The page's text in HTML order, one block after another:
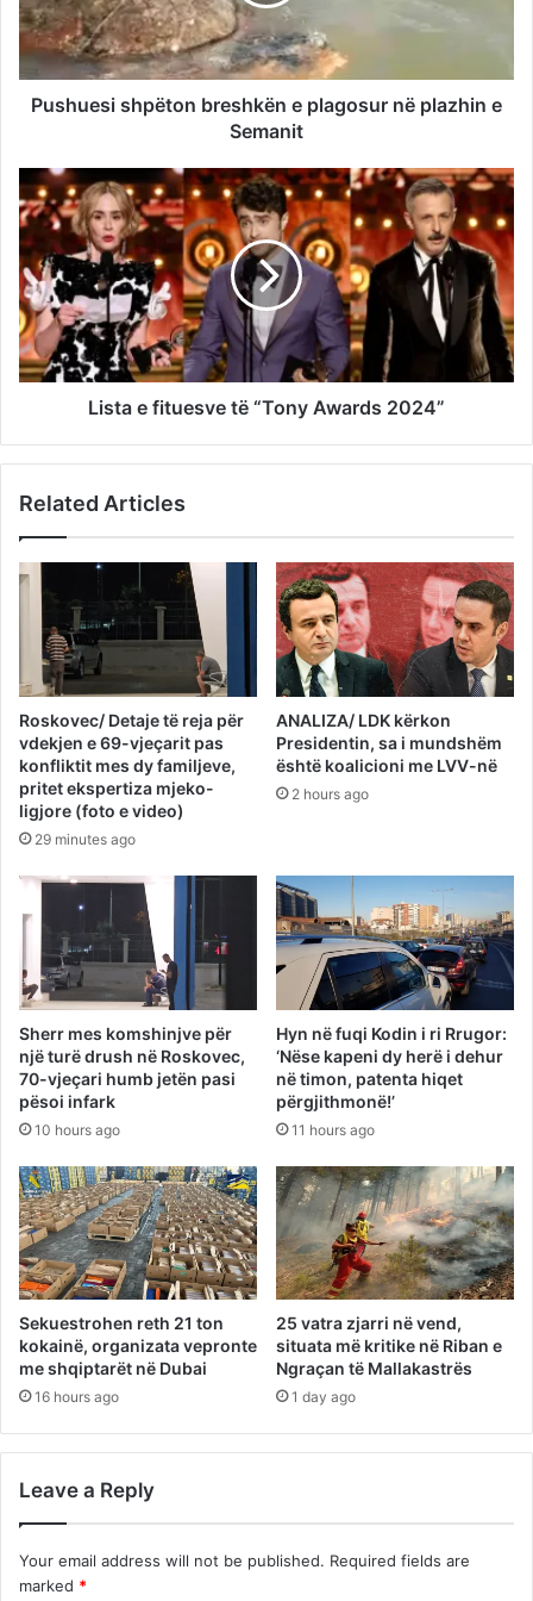
Pushuesi shpëton breshkën e plagosur në plazhin e
Semanit
Lista e fituesve të “Tony Awards 2024”
Related Articles
Roskovec/ Detaje të reja për
vdekjen e 69-vjeçarit pas
konfliktit mes dy familjeve,
pritet ekspertiza mjeko-
ligjore (foto e video)
29 minutes ago
ANALIZA/ LDK kërkon
Presidentin, sa i mundshëm
është koalicioni me LVV-në
2 hours ago
Sherr mes komshinjve për
një turë drush në Roskovec,
70-vjeçari humb jetën pasi
pësoi infark
10 hours ago
Hyn në fuqi Kodin i ri Rrugor:
‘Nëse kapeni dy herë i dehur
në timon, patenta hiqet
përgjithmonë!’
11 hours ago
Sekuestrohen reth 21 ton
kokainë, organizata vepronte
me shqiptarët në Dubai
16 hours ago
25 vatra zjarri në vend,
situata më kritike në Riban e
Ngraçan të Mallakastrës
1 day ago
Leave a Reply
Your email address will not be published. Required fields are
marked *